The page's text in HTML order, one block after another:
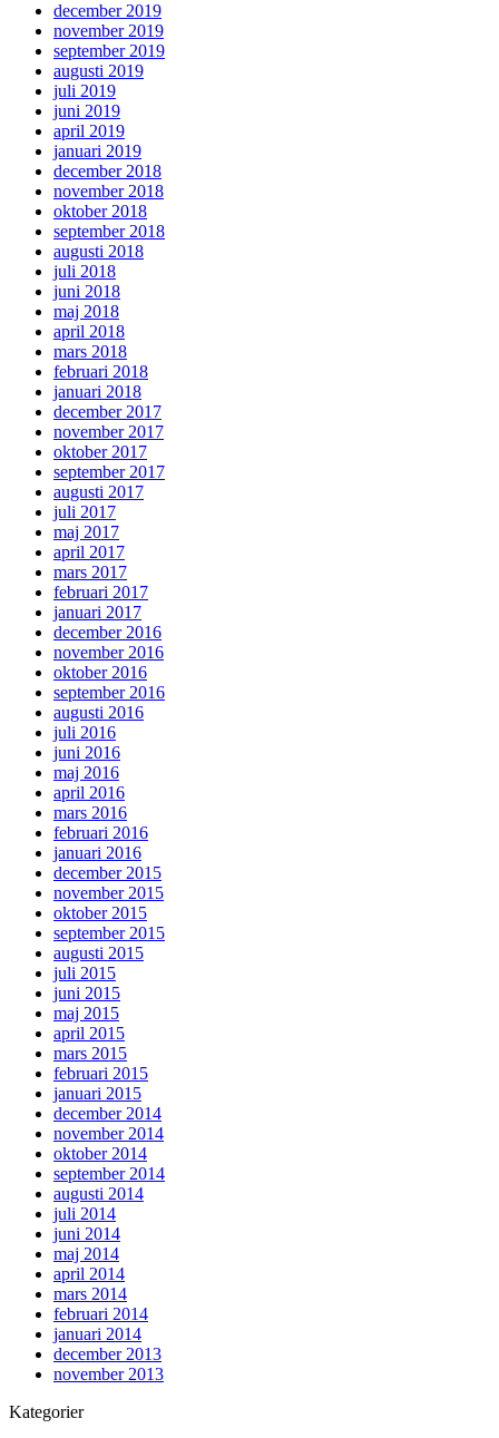
december 2019
november 2019
september 2019
augusti 2019
juli 2019
juni 2019
april 2019
januari 2019
december 2018
november 2018
oktober 2018
september 2018
augusti 2018
juli 2018
juni 2018
maj 2018
april 2018
mars 2018
februari 2018
januari 2018
december 2017
november 2017
oktober 2017
september 2017
augusti 2017
juli 2017
maj 2017
april 2017
mars 2017
februari 2017
januari 2017
december 2016
november 2016
oktober 2016
september 2016
augusti 2016
juli 2016
juni 2016
maj 2016
april 2016
mars 2016
februari 2016
januari 2016
december 2015
november 2015
oktober 2015
september 2015
augusti 2015
juli 2015
juni 2015
maj 2015
april 2015
mars 2015
februari 2015
januari 2015
december 2014
november 2014
oktober 2014
september 2014
augusti 2014
juli 2014
juni 2014
maj 2014
april 2014
mars 2014
februari 2014
januari 2014
december 2013
november 2013
Kategorier